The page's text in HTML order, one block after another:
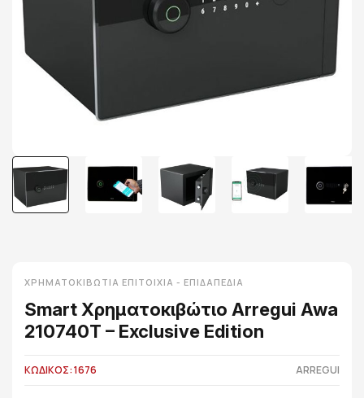
ΧΡΗΜΑΤΟΚΙΒΏΤΙΑ ΕΠΙΤΟΊΧΙΑ - ΕΠΙΔΑΠΈΔΙΑ
Smart Χρηματοκιβώτιο Arregui Awa
210740T – Exclusive Edition
ΚΩΔΙΚΟΣ: 1676 ARREGUI